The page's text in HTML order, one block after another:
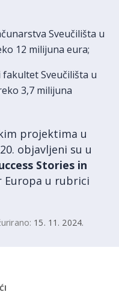
Sveučilišta u
12 milijuna eura;
Sveučilišta u
3,7 milijuna
projektima u
objavljeni su u
Stories in
Europa u rubrici
15. 11. 2024.